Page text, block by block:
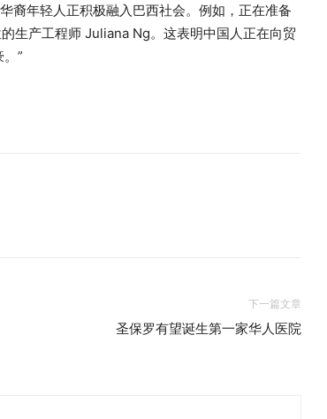
裔年轻人正积极融入巴西社会。例如，正在准备
生产工程师 Juliana Ng。这表明中国人正在向贸
”
下一篇文章
圣保罗有望诞生第一家华人医院